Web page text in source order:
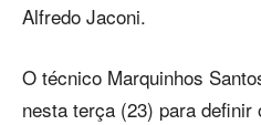
Alfredo Jaconi.
O técnico Marquinhos
nesta terça (23) para